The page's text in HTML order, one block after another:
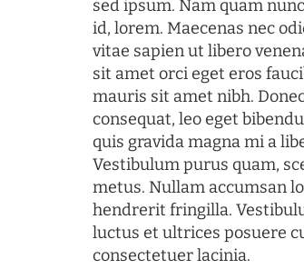
sed ipsum. Nam quam
id, lorem. Maecenas nec
vitae sapien ut libero
sit amet orci eget eros
mauris sit amet nibh.
consequat, leo eget
quis gravida magna mi a
Vestibulum purus quam,
metus. Nullam accumsan
hendrerit fringilla.
luctus et ultrices posuere
consectetuer lacinia.